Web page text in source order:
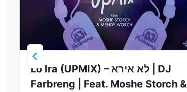
Lo Ira (UPMIX) – לא אירא | DJ
Farbreng | Feat. Moshe Storch &